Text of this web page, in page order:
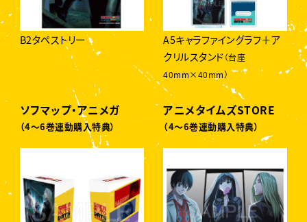
B2タペストリー
A5キャラファイングラフ＋ア
クリルスタンド（台座
40mm×40mm）
ソフマップ・アニメガ
（4〜6巻連動購入特典）
アニメタイムズSTORE
（4〜6巻連動購入特典）